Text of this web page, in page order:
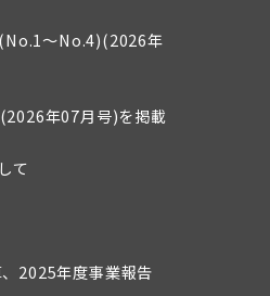
～No.4)(2026年
年07月号)を掲載
て
2025年度事業報告